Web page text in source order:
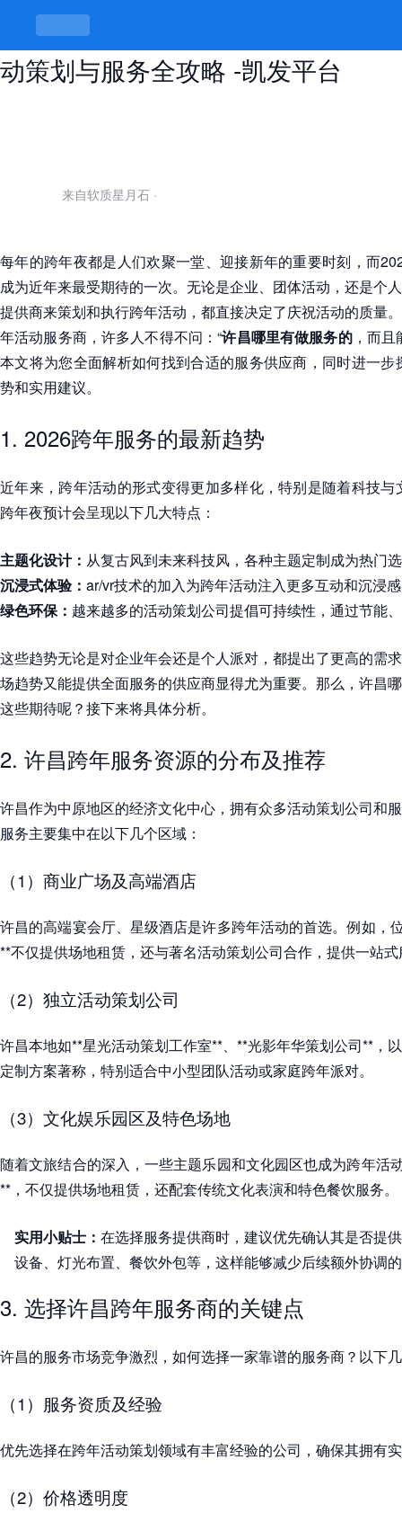
许昌哪里有做服务的？2026跨年活
动策划与服务全攻略 -凯发平台
来自软质星月石 ·
每年的跨年夜都是人们欢聚一堂、迎接新年的重要时刻，而
成为近年来最受期待的一次。无论是企业、团体活动，还是个
提供商来策划和执行跨年活动，都直接决定了庆祝活动的质量
年活动服务商，许多人不得不问：“许昌哪里有做服务的，而且
本文将为您全面解析如何找到合适的服务供应商，同时进一
势和实用建议。
1. 2026跨年服务的最新趋势
近年来，跨年活动的形式变得更加多样化，特别是随着科技
跨年夜预计会呈现以下几大特点：
主题化设计： 从复古风到未来科技风，各种主题定制成为热门
沉浸式体验： ar/vr技术的加入为跨年活动注入更多互动和沉浸
绿色环保： 越来越多的活动策划公司提倡可持续性，通过节能
这些趋势无论是对企业年会还是个人派对，都提出了更高的需
场趋势又能提供全面服务的供应商显得尤为重要。那么，许昌
这些期待呢？接下来将具体分析。
2. 许昌跨年服务资源的分布及推荐
许昌作为中原地区的经济文化中心，拥有众多活动策划公司和
服务主要集中在以下几个区域：
（1）商业广场及高端酒店
许昌的高端宴会厅、星级酒店是许多跨年活动的首选。例如，
**不仅提供场地租赁，还与著名活动策划公司合作，提供一站
（2）独立活动策划公司
许昌本地如**星光活动策划工作室**、**光影年华策划公司**，
定制方案著称，特别适合中小型团队活动或家庭跨年派对。
（3）文化娱乐园区及特色场地
随着文旅结合的深入，一些主题乐园和文化园区也成为跨年活
**，不仅提供场地租赁，还配套传统文化表演和特色餐饮服务。
实用小贴士： 在选择服务提供商时，建议优先确认其是否提
设备、灯光布置、餐饮外包等，这样能够减少后续额外协调
3. 选择许昌跨年服务商的关键点
许昌的服务市场竞争激烈，如何选择一家靠谱的服务商？以下
（1）服务资质及经验
优先选择在跨年活动策划领域有丰富经验的公司，确保其拥有
（2）价格透明度